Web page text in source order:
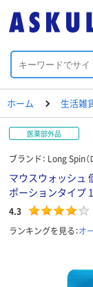
ホーム 生活雑
医薬部外品
ブランド： Long Spin（
マウスウォッシュ
ポーションタイプ
4.3
ランキングを見る：オ